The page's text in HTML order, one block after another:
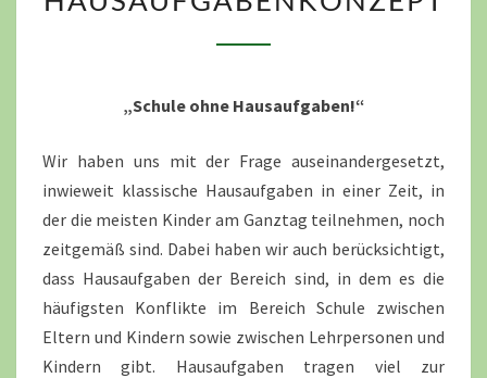
„Schule ohne Hausaufgaben!“
Wir haben uns mit der Frage auseinandergesetzt,
inwieweit klassische Hausaufgaben in einer Zeit, in
der die meisten Kinder am Ganztag teilnehmen, noch
zeitgemäß sind. Dabei haben wir auch berücksichtigt,
dass Hausaufgaben der Bereich sind, in dem es die
häufigsten Konflikte im Bereich Schule zwischen
Eltern und Kindern sowie zwischen Lehrpersonen und
Kindern gibt. Hausaufgaben tragen viel zur